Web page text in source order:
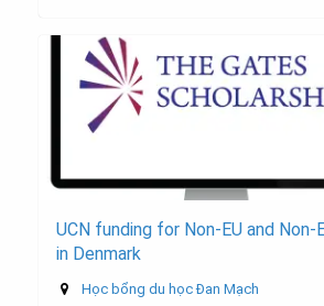
UCN funding for Non-EU and Non-
in Denmark
Học bổng du học Đan Mạch